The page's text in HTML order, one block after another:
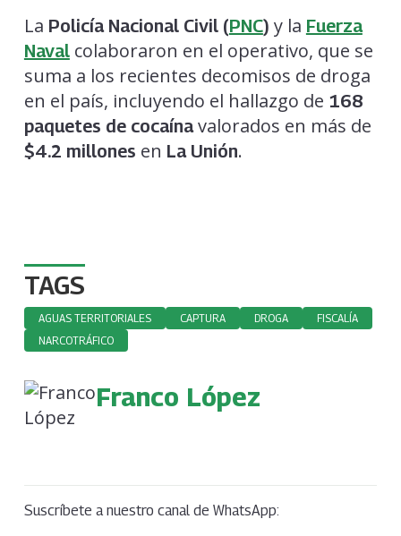
La Policía Nacional Civil (PNC) y la Fuerza
Navalcolaboraron en el operativo, que se
suma a los recientes decomisos de droga
en el país, incluyendo el hallazgo de 168
paquetes de cocaínavalorados en más de
$4.2 millones en La Unión.
TAGS
AGUAS TERRITORIALES CAPTURA DROGA
FISCALÍA
NARCOTRÁFICO
Franco López
Suscríbete a nuestro canal de WhatsApp: